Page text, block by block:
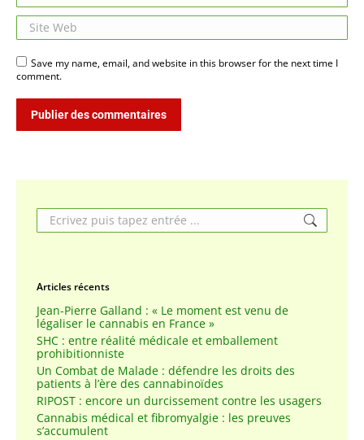
Site Web
Save my name, email, and website in this browser for the next time I
comment.
Publier des commentaires
Search:
Articles récents
Jean-Pierre Galland : « Le moment est venu de
légaliser le cannabis en France »
SHC : entre réalité médicale et emballement
prohibitionniste
Un Combat de Malade : défendre les droits des
patients à l’ère des cannabinoïdes
RIPOST : encore un durcissement contre les usagers
Cannabis médical et fibromyalgie : les preuves
s’accumulent